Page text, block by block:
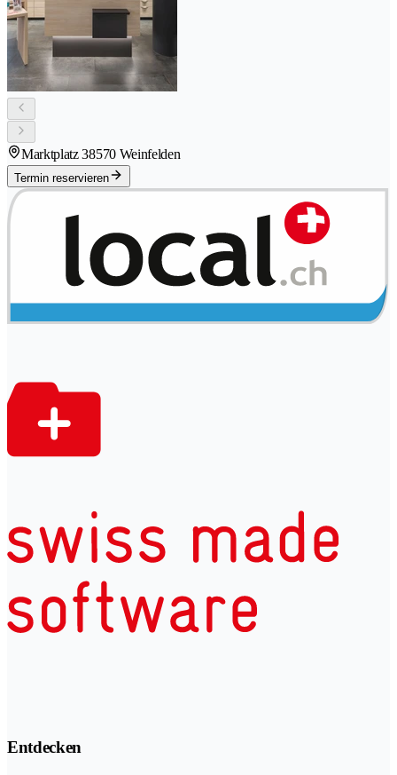
Marktplatz 38570 Weinfelden
Termin reservieren
Entdecken